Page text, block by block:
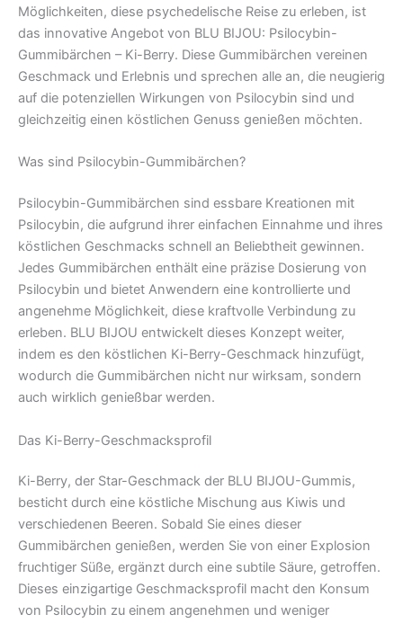
Möglichkeiten, diese psychedelische Reise zu erleben, ist
das innovative Angebot von BLU BIJOU: Psilocybin-
Gummibärchen – Ki-Berry. Diese Gummibärchen vereinen
Geschmack und Erlebnis und sprechen alle an, die neugierig
auf die potenziellen Wirkungen von Psilocybin sind und
gleichzeitig einen köstlichen Genuss genießen möchten.
Was sind Psilocybin-Gummibärchen?
Psilocybin-Gummibärchen sind essbare Kreationen mit
Psilocybin, die aufgrund ihrer einfachen Einnahme und ihres
köstlichen Geschmacks schnell an Beliebtheit gewinnen.
Jedes Gummibärchen enthält eine präzise Dosierung von
Psilocybin und bietet Anwendern eine kontrollierte und
angenehme Möglichkeit, diese kraftvolle Verbindung zu
erleben. BLU BIJOU entwickelt dieses Konzept weiter,
indem es den köstlichen Ki-Berry-Geschmack hinzufügt,
wodurch die Gummibärchen nicht nur wirksam, sondern
auch wirklich genießbar werden.
Das Ki-Berry-Geschmacksprofil
Ki-Berry, der Star-Geschmack der BLU BIJOU-Gummis,
besticht durch eine köstliche Mischung aus Kiwis und
verschiedenen Beeren. Sobald Sie eines dieser
Gummibärchen genießen, werden Sie von einer Explosion
fruchtiger Süße, ergänzt durch eine subtile Säure, getroffen.
Dieses einzigartige Geschmacksprofil macht den Konsum
von Psilocybin zu einem angenehmen und weniger